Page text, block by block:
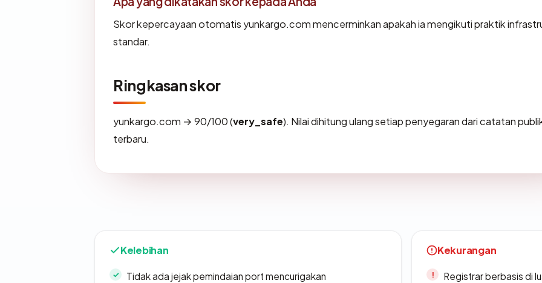
Skor kepercayaan otomatis yunkargo.com mencerminkan apakah ia mengikuti praktik
standar.
Ringkasan skor
yunkargo.com → 90/100 (very_safe). Nilai dihitung ulang setiap penyegaran dari catatan
terbaru.
Kelebihan
Tidak ada jejak pemindaian port mencurigakan
Kekurangan
Registrar berbasis di